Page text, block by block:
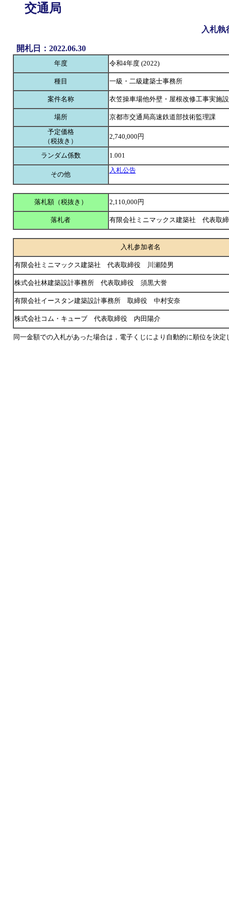
交通局
入札執
開札日：2022.06.30
年度 令和4年度 (2022)
種目 一級・二級建築士事務所
案件名称 衣笠操車場他外壁・屋根改修工事実施
場所
京都市交通局高速鉄道部技術監理課
予定価格
（税抜き）
2,740,000円
ランダム係数 1.001
その他
入札公告
落札額（税抜き） 2,110,000円
落札者 有限会社ミニマックス建築社 代表取
入札参加者名
有限会社ミニマックス建築社 代表取締役 川瀬陸男
株式会社林建築設計事務所 代表取締役 須黒大誉
有限会社イースタン建築設計事務所 取締役 中村安奈
株式会社コム・キューブ 代表取締役 内田陽介
同一金額での入札があった場合は，電子くじにより自動的に順位を決定